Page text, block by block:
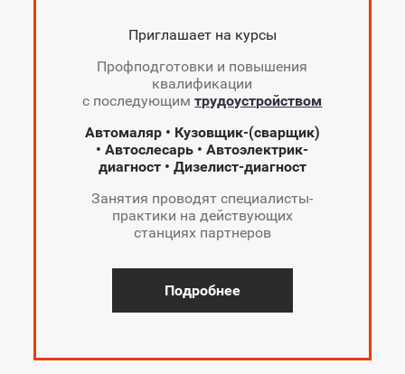
Приглашает на курсы
Профподготовки и повышения
квалификации
с последующимтрудоустройством
Автомаляр • Кузовщик-(сварщик)
• Автослесарь • Автоэлектрик-
диагност • Дизелист-диагност
Занятия проводят специалисты-
практики на действующих
станциях партнеров
Подробнее